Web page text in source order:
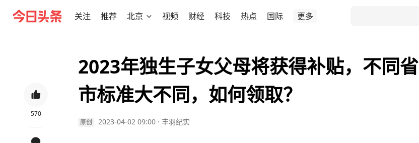
关注 推荐 北京 视频 财经 科技 热点 国际 更多
570
2023年独生子女父母将获得补贴，不同省
市标准大不同，如何领取？
原创 2023-04-02 09:00 · 丰羽纪实